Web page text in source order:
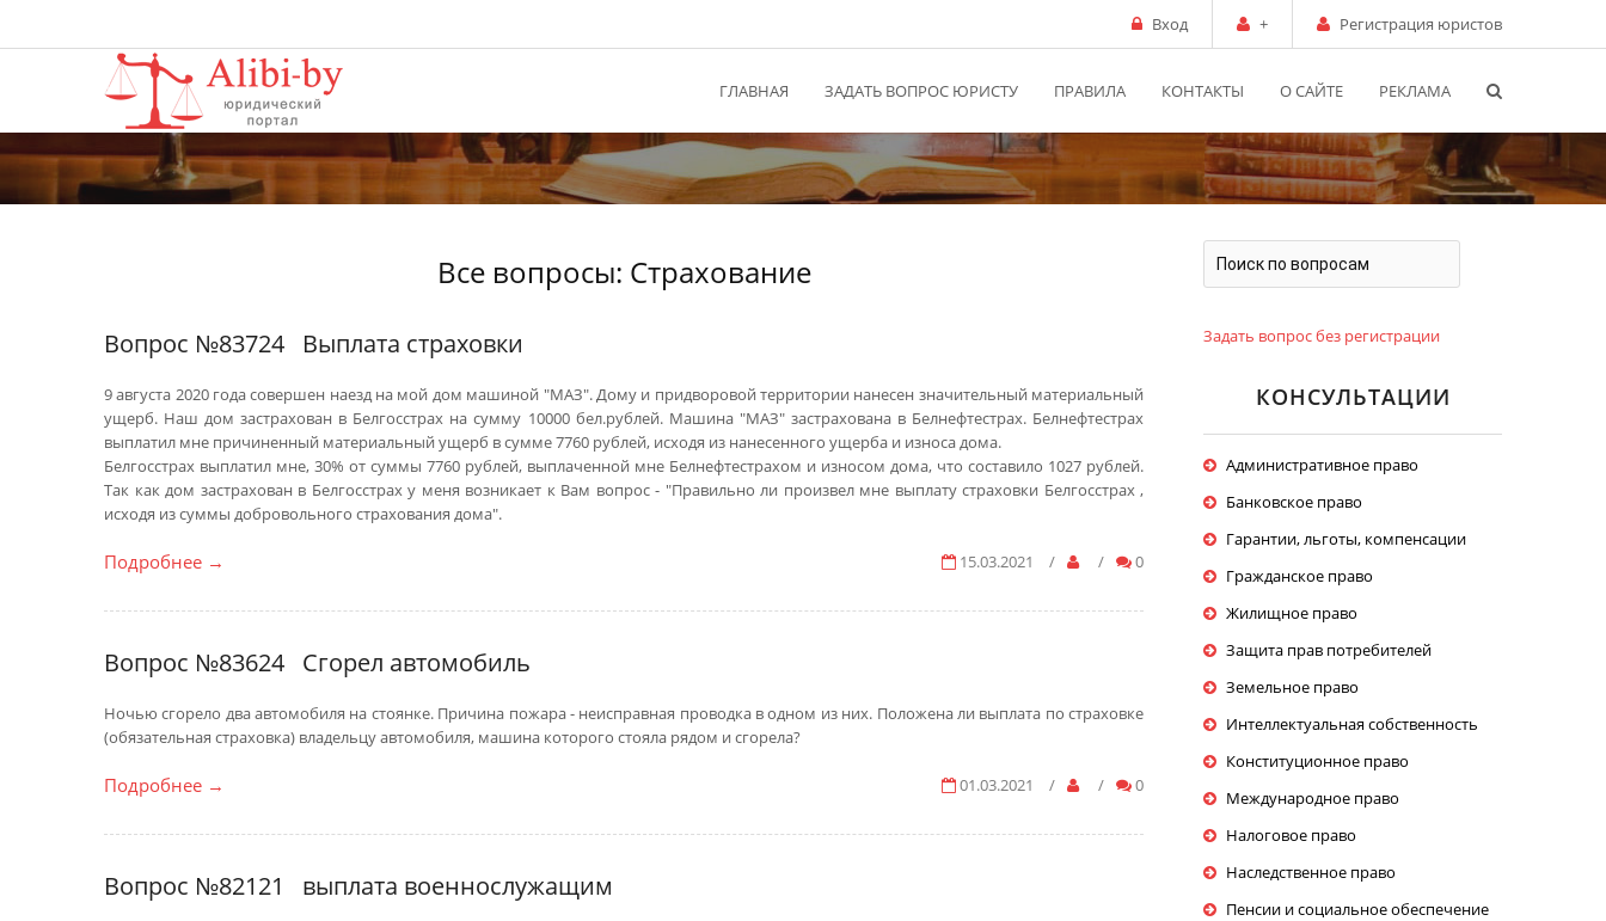
Вход + Регистрация юристов
ГЛАВНАЯ ЗАДАТЬ ВОПРОС ЮРИСТУ ПРАВИЛА КОНТАКТЫ О САЙТЕ РЕКЛАМА
Все вопросы: Страхование
Вопрос №83724 Выплата страховки
9 августа 2020 года совершен наезд на мой дом машиной "МАЗ". Дому и придворовой территории нанесен значительный материальный
ущерб. Наш дом застрахован в Белгосстрах на сумму 10000 бел.рублей. Машина "МАЗ" застрахована в Белнефтестрах. Белнефтестрах
выплатил мне причиненный материальный ущерб в сумме 7760 рублей, исходя из нанесенного ущерба и износа дома.
Белгосстрах выплатил мне, 30% от суммы 7760 рублей, выплаченной мне Белнефтестрахом и износом дома, что составило 1027 рублей.
Так как дом застрахован в Белгосстрах у меня возникает к Вам вопрос - "Правильно ли произвел мне выплату страховки Белгосстрах ,
исходя из суммы добровольного страхования дома".
15.03.2021 / / 0
Подробнее →
Вопрос №83624 Сгорел автомобиль
Ночью сгорело два автомобиля на стоянке. Причина пожара - неисправная проводка в одном из них. Положена ли выплата по страховке
(обязательная страховка) владельцу автомобиля, машина которого стояла рядом и сгорела?
01.03.2021 / / 0
Подробнее →
Вопрос №82121 выплата военнослужащим
Задать вопрос без регистрации
КОНСУЛЬТАЦИИ
Административное право
Банковское право
Гарантии, льготы, компенсации
Гражданское право
Жилищное право
Защита прав потребителей
Земельное право
Интеллектуальная собственность
Конституционное право
Международное право
Налоговое право
Наследственное право
Пенсии и социальное обеспечение